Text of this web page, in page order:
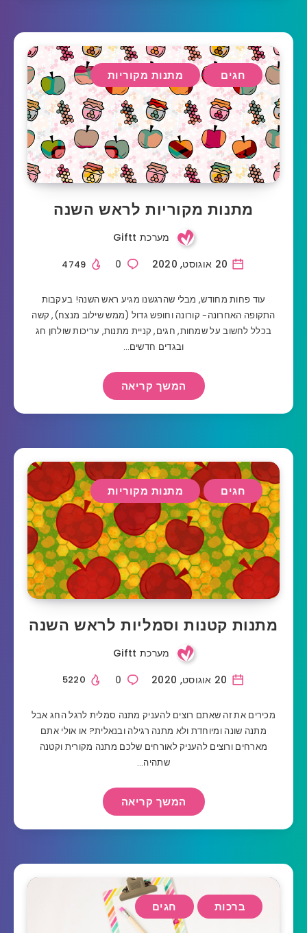
חגים מתנות מקוריות
מתנות מקוריות לראש השנה
מערכת Giftt
0
עוד פחות מחודש, מבלי שהרגשנו מגיע ראש השנה! בעקבות
התקופה האחרונה- קורונה וחופש גדול (ממש שילוב מנצח), קשה
בכלל לחשוב על שמחות, חגים, קניית מתנות, עריכות שולחן חג
ובגדים חדשים…
המשך קריאה
חגים מתנות מקוריות
מתנות קטנות וסמליות לראש השנה
מערכת Giftt
0
מכירים את זה שאתם רוצים להעניק מתנה סמלית לרגל החג אבל
מתנה שונה ומיוחדת ולא מתנה רגילה ובנאלית? או אולי אתם
מארחים ורוצים להעניק לאורחים שלכם מתנה מקורית וקטנה
שתהיה…
המשך קריאה
ברכות חגים